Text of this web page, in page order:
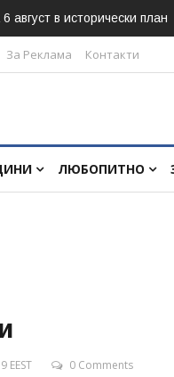
август в исторически план
За Реклама Контакти
ЛЮБОПИТНО
EEST 0 Comments